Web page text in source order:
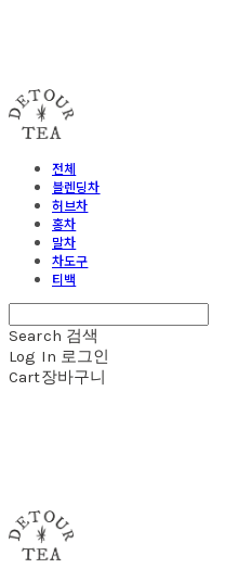
전체
블렌딩차
허브차
홍차
말차
차도구
티백
Search 검색
Log In 로그인
Cart장바구니